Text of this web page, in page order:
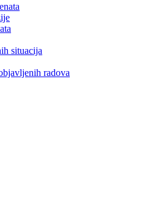
situacija
radova